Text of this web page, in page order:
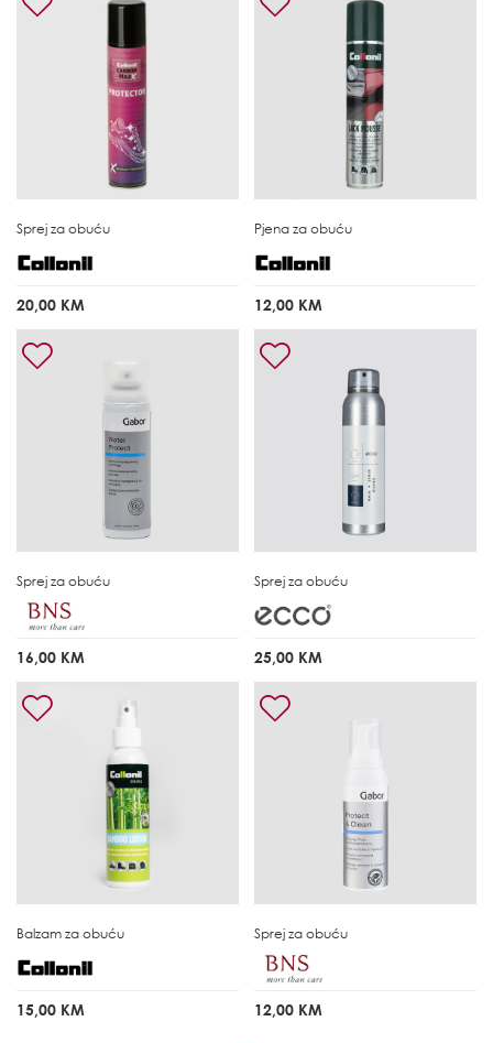
Sprej za obuću
20,00 KM
Pjena za obuću
12,00 KM
Sprej za obuću
16,00 KM
Sprej za obuću
25,00 KM
Balzam za obuću
15,00 KM
Sprej za obuću
12,00 KM